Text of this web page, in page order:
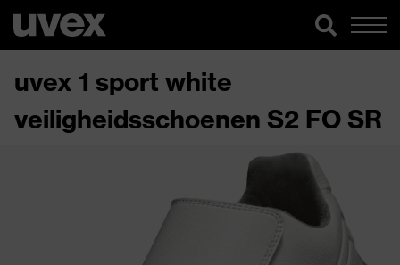
uvex 1 sport white
veiligheidsschoenen S2 FO SR